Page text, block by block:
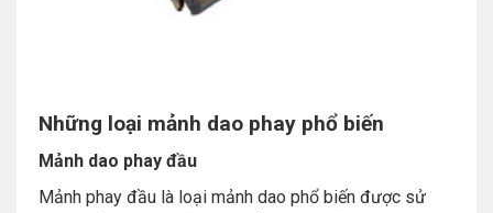
Những loại mảnh dao phay phổ biến
Mảnh dao phay đầu
Mảnh phay đầu là loại mảnh dao phổ biến được sử